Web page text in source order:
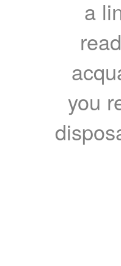
a
you